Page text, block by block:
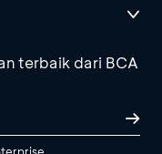
terbaik dari BCA